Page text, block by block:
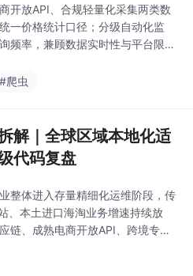
开放API、合规轻量化采集两类数
一价格统计口径；分级自动化监
频率，兼顾数据实时性与平台限流
象；同款商品精准匹配：基于分词
#爬虫
解｜全球区域本地化适
代码复盘
整体进入存量精细化运维阶段，传
、本土进口海淘业务增速持续放
链、成熟电商开放API、跨境专线
淆反向海淘与普通跨境业态，照搬